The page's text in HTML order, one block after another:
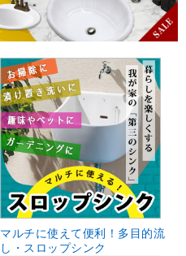
マルチに使えて便利！多目的流
し・スロップシンク